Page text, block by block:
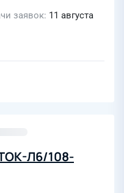
заявок 11 августа
Л6/108-